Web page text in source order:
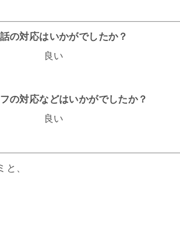
の対応はいかがでしたか？
良い
の対応などはいかがでしたか？
良い
、